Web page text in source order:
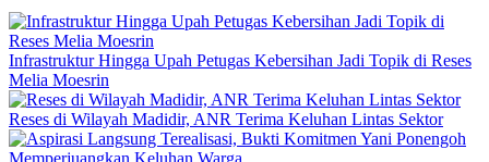
Infrastruktur Hingga Upah Petugas Kebersihan Jadi Topik di Reses
Melia Moesrin
Reses di Wilayah Madidir, ANR Terima Keluhan Lintas Sektor